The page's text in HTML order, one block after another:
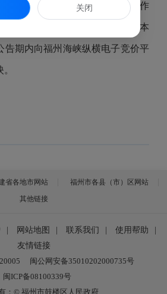
竞价结果进行公告，公告5个工作
9月27日-2024年10月9日），对本
告期内向福州海峡纵横电子竞价平
省各地市网站
福州市各县（市）区网站
其他链接
网站地图 联系我们 使用帮助
友情链接
闽公网安备35010202000735号
闽ICP备08100339号
：© 福州市鼓楼区人民政府
关闭